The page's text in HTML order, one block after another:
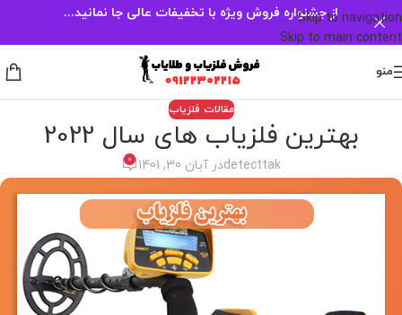
Skip to navigation
Skip to main content
از جشنواره فروش ویژه با تخفیفات عالی جا نمانید...
منو
مقالات فلزیاب
بهترین فلزیاب های سال 2022
detecttakدر آبان 30, 1401 0